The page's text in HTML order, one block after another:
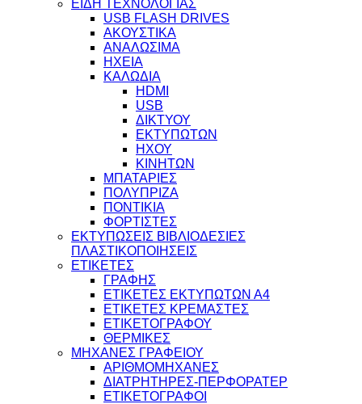
ΕΙΔΗ ΤΕΧΝΟΛΟΓΙΑΣ
USB FLASH DRIVES
ΑΚΟΥΣΤΙΚΑ
ΑΝΑΛΩΣΙΜΑ
ΗΧΕΙΑ
ΚΑΛΩΔΙΑ
HDMI
USB
ΔΙΚΤΥΟΥ
ΕΚΤΥΠΩΤΩΝ
ΗΧΟΥ
ΚΙΝΗΤΩΝ
ΜΠΑΤΑΡΙΕΣ
ΠΟΛΥΠΡΙΖΑ
ΠΟΝΤΙΚΙΑ
ΦΟΡΤΙΣΤΕΣ
ΕΚΤΥΠΩΣΕΙΣ ΒΙΒΛΙΟΔΕΣΙΕΣ
ΠΛΑΣΤΙΚΟΠΟΙΗΣΕΙΣ
ΕΤΙΚΕΤΕΣ
ΓΡΑΦΗΣ
ΕΤΙΚΕΤΕΣ ΕΚΤΥΠΩΤΩΝ Α4
ΕΤΙΚΕΤΕΣ ΚΡΕΜΑΣΤΕΣ
ΕΤΙΚΕΤΟΓΡΑΦΟΥ
ΘΕΡΜΙΚΕΣ
ΜΗΧΑΝΕΣ ΓΡΑΦΕΙΟΥ
ΑΡΙΘΜΟΜΗΧΑΝΕΣ
ΔΙΑΤΡΗΤΗΡΕΣ-ΠΕΡΦΟΡΑΤΕΡ
ΕΤΙΚΕΤΟΓΡΑΦΟΙ